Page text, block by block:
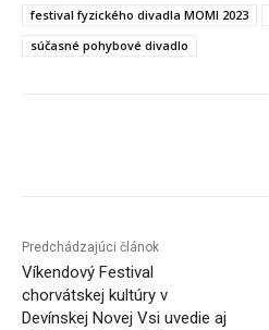
festival fyzického divadla MOMI 2023
súčasné pohybové divadlo
Predchádzajúci článok
Víkendový Festival
chorvátskej kultúry v
Devínskej Novej Vsi uvedie aj